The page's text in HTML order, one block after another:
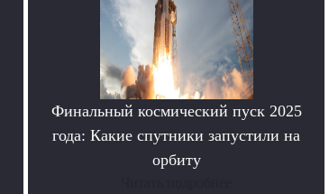
Финальный космический пуск 2025
года: Какие спутники запустили на
орбиту